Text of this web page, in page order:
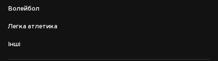
Волейбол
Легка атлетика
Інші